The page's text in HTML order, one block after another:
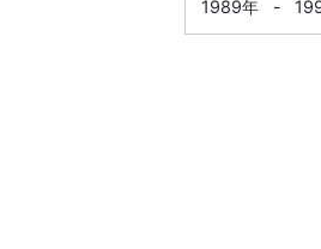
1989年 -